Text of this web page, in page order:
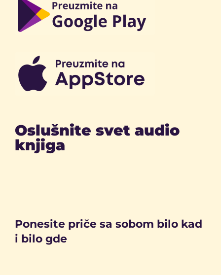
Oslušnite svet audio
knjiga
Ponesite priče sa sobom bilo kad
i bilo gde